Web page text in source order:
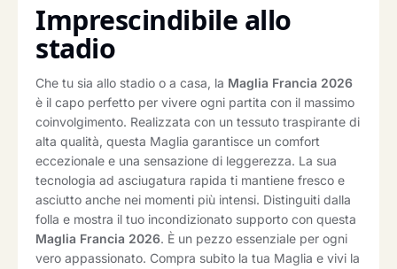
Imprescindibile allo
stadio
Che tu sia allo stadio o a casa, la Maglia Francia 2026
è il capo perfetto per vivere ogni partita con il massimo
coinvolgimento. Realizzata con un tessuto traspirante di
alta qualità, questa Maglia garantisce un comfort
eccezionale e una sensazione di leggerezza. La sua
tecnologia ad asciugatura rapida ti mantiene fresco e
asciutto anche nei momenti più intensi. Distinguiti dalla
folla e mostra il tuo incondizionato supporto con questa
Maglia Francia 2026. È un pezzo essenziale per ogni
vero appassionato. Compra subito la tua Maglia e vivi la